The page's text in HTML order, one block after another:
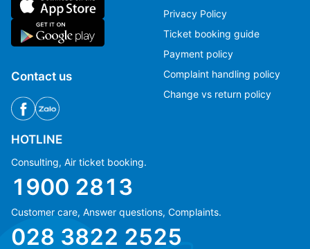
Contact us
Privacy Policy
Ticket booking guide
Payment policy
Complaint handling policy
Change vs return policy
HOTLINE
Consulting, Air ticket booking.
1900 2813
Customer care, Answer questions, Complaints.
028 3822 2525
(+84) 70 854 1213